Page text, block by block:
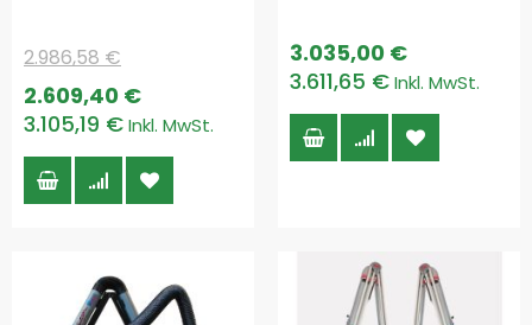
Special
Price
3.105,19 €
2.609,40 €
2.986,58 €
3.611,65 €
3.035,00 €